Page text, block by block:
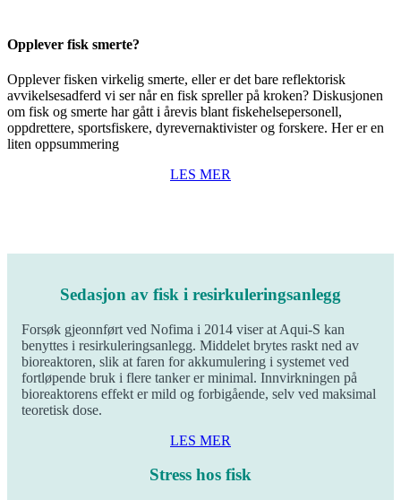
Opplever fisk smerte?
Opplever fisken virkelig smerte, eller er det bare reflektorisk
avvikelsesadferd vi ser når en fisk spreller på kroken? Diskusjonen
om fisk og smerte har gått i årevis blant fiskehelsepersonell,
oppdrettere, sportsfiskere, dyrevernaktivister og forskere. Her er en
liten oppsummering
LES MER
Sedasjon av fisk i resirkuleringsanlegg
Forsøk gjeonnført ved Nofima i 2014 viser at Aqui-S kan
benyttes i resirkuleringsanlegg. Middelet brytes raskt ned av
bioreaktoren, slik at faren for akkumulering i systemet ved
fortløpende bruk i flere tanker er minimal. Innvirkningen på
bioreaktorens effekt er mild og forbigående, selv ved maksimal
teoretisk dose.
LES MER
Stress hos fisk